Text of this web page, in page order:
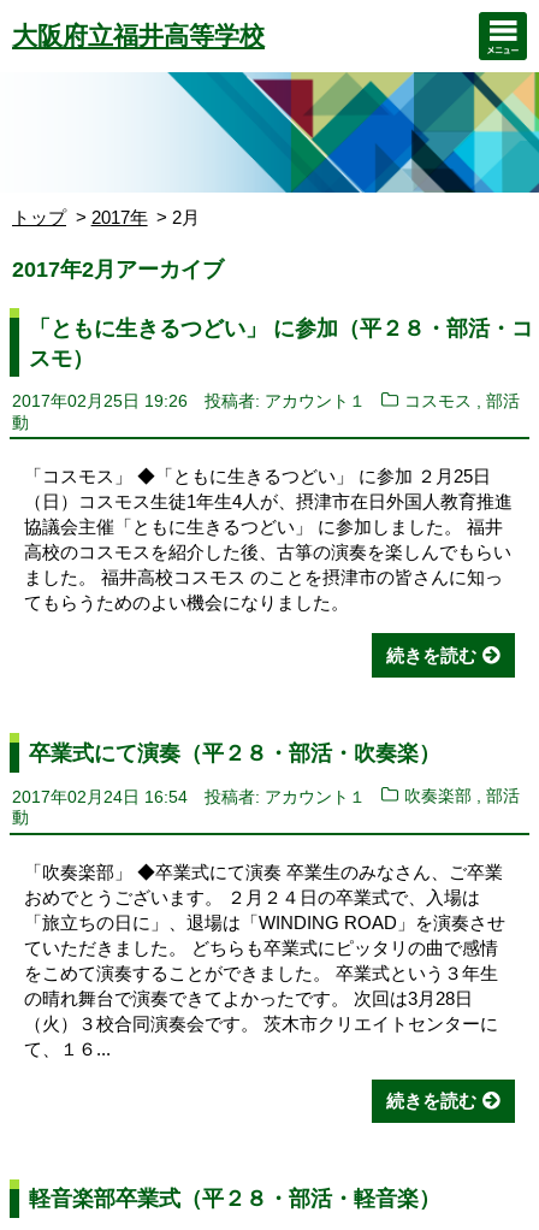
大阪府立福井高等学校
トップ 2017年 2月
2017年2月アーカイブ
「ともに生きるつどい」 に参加（平２８・部活・コ
スモ）
2017年02月25日 19:26 投稿者: アカウント１ コスモス ,部活
動
「コスモス」 ◆「ともに生きるつどい」 に参加 ２月25日
（日）コスモス生徒1年生4人が、摂津市在日外国人教育推進
協議会主催「ともに生きるつどい」 に参加しました。 福井
高校のコスモスを紹介した後、古箏の演奏を楽しんでもらい
ました。 福井高校コスモス のことを摂津市の皆さんに知っ
てもらうためのよい機会になりました。
続きを読む
卒業式にて演奏（平２８・部活・吹奏楽）
2017年02月24日 16:54 投稿者: アカウント１ 吹奏楽部 ,部活
動
「吹奏楽部」 ◆卒業式にて演奏 卒業生のみなさん、ご卒業
おめでとうございます。 ２月２４日の卒業式で、入場は
「旅立ちの日に」、退場は「WINDING ROAD」を演奏させ
ていただきました。 どちらも卒業式にピッタリの曲で感情
をこめて演奏することができました。 卒業式という３年生
の晴れ舞台で演奏できてよかったです。 次回は3月28日
（火）３校合同演奏会です。 茨木市クリエイトセンターに
て、１６...
続きを読む
軽音楽部卒業式（平２８・部活・軽音楽）